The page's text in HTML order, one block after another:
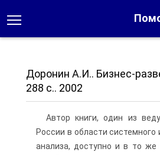
Доронин А.И.. Бизнес-
288 с.. 2002
Автор книги, один из
России в области
анализа, доступно и в то же